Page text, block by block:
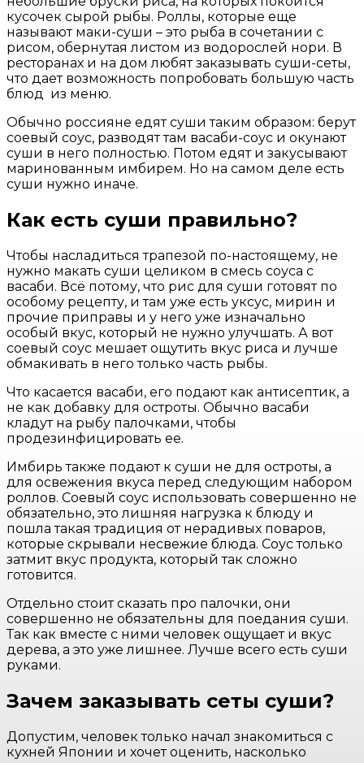
кусочек сырой рыбы. Роллы, которые еще
называют маки-суши – это рыба в сочетании с
рисом, обернутая листом из водорослей нори. В
ресторанах и на дом любят заказывать суши-сеты,
что дает возможность попробовать большую часть
блюд из меню.
Обычно россияне едят суши таким образом: берут
соевый соус, разводят там васаби-соус и окунают
суши в него полностью. Потом едят и закусывают
маринованным имбирем. Но на самом деле есть
суши нужно иначе.
Как есть суши правильно?
Чтобы насладиться трапезой по-настоящему, не
нужно макать суши целиком в смесь соуса с
васаби. Всё потому, что рис для суши готовят по
особому рецепту, и там уже есть уксус, мирин и
прочие приправы и у него уже изначально
особый вкус, который не нужно улучшать. А вот
соевый соус мешает ощутить вкус риса и лучше
обмакивать в него только часть рыбы.
Что касается васаби, его подают как антисептик, а
не как добавку для остроты. Обычно васаби
кладут на рыбу палочками, чтобы
продезинфицировать ее.
Имбирь также подают к суши не для остроты, а
для освежения вкуса перед следующим набором
роллов. Соевый соус использовать совершенно не
обязательно, это лишняя нагрузка к блюду и
пошла такая традиция от нерадивых поваров,
которые скрывали несвежие блюда. Соус только
затмит вкус продукта, который так сложно
готовится.
Отдельно стоит сказать про палочки, они
совершенно не обязательны для поедания суши.
Так как вместе с ними человек ощущает и вкус
дерева, а это уже лишнее. Лучше всего есть суши
руками.
Зачем заказывать сеты суши?
Допустим, человек только начал знакомиться с
кухней Японии и хочет оценить, насколько